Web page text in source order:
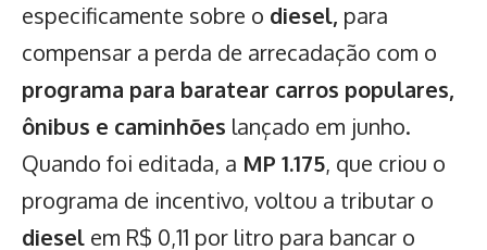
especificamente sobre o diesel, para
compensar a perda de arrecadação com o
programa para baratear carros populares,
ônibus e caminhões lançado em junho.
Quando foi editada, a MP 1.175, que criou o
programa de incentivo, voltou a tributar o
diesel em R$ 0,11 por litro para bancar o